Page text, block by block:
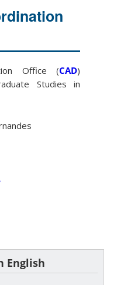
Office (CAD)
Studies in
English